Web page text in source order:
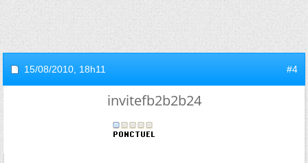
15/08/2010, 18h11 #4
invitefb2b2b24